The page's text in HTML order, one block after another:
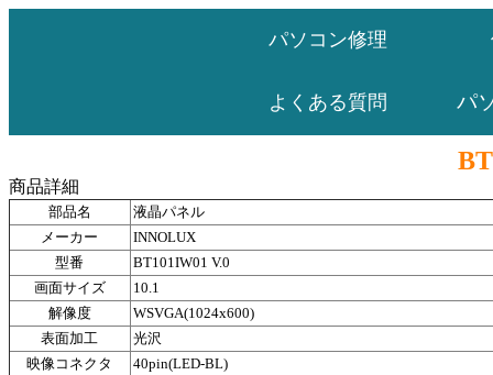
パソコン修理
よくある質問 パ
商品詳細
部品名
液晶パネル
メーカー
INNOLUX
型番
BT101IW01 V.0
画面サイズ
10.1
解像度
WSVGA(1024x600)
表面加工
光沢
映像コネクタ
40pin(LED-BL)